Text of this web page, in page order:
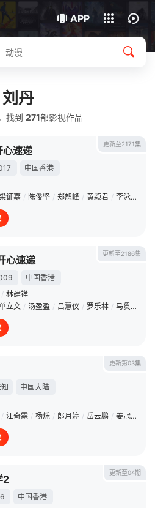
APP
下载客户端
的观影记录
刘丹
找到 271部影视作品
更新至2171集
心速递
中国香港
证嘉 / 陈俊坚 / 郑恕峰 / 黄颖君 / 李泳豪
更新至2186集
心速递
中国香港
/ 林建祥
立文 / 汤盈盈 / 吕慧仪 / 罗乐林 / 马贯东
更新第03集
中国大陆
/ 江奇霖 / 杨烁 / 郎月婷 / 岳云鹏 / 姜冠南
更新至04期
2
中国香港